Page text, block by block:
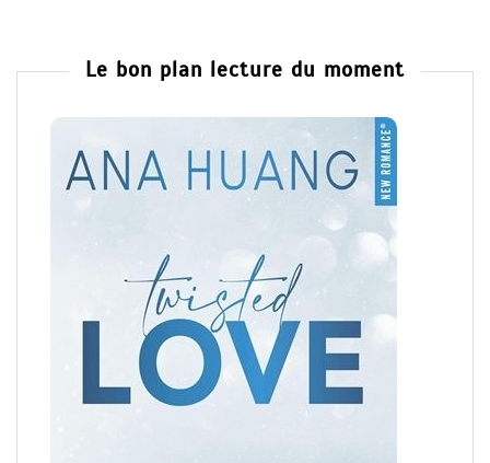
Le bon plan lecture du moment